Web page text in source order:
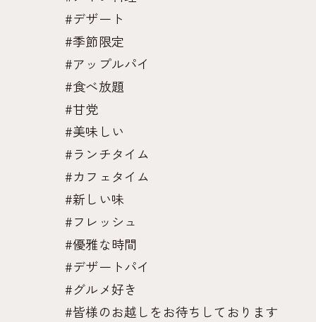
#デザート
#季節限定
#アップルパイ
#食べ放題
#甘党
#美味しい
#ランチタイム
#カフェタイム
#新しい味
#フレッシュ
#優雅な時間
#デザートパイ
#グルメ好き
#皆様のお越しをお待ちしております